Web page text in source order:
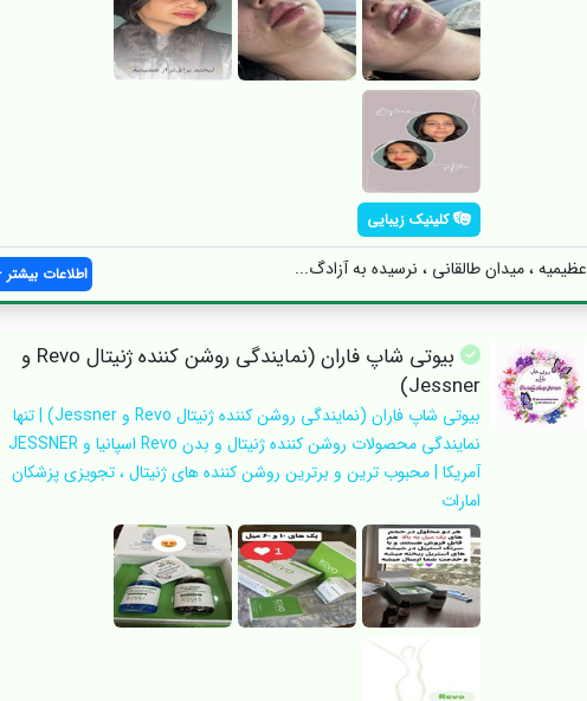
کلینیک زیبایی
عظیمیه ، میدان طالقانی ، نرسیده به آزادگ... اطلاعات بیشتر
بیوتی شاپ فاران (نمایندگی روشن کننده ژنیتال Revo و
Jessner)
بیوتی شاپ فاران (نمایندگی روشن کننده ژنیتال Revo و Jessner) | تنها
نمایندگی محصولات روشن کننده ژنیتال و بدن Revo اسپانیا و JESSNER
آمریکا | محبوب ترین و برترین روشن کننده های ژنیتال ، تجویزی پزشکان
امارات